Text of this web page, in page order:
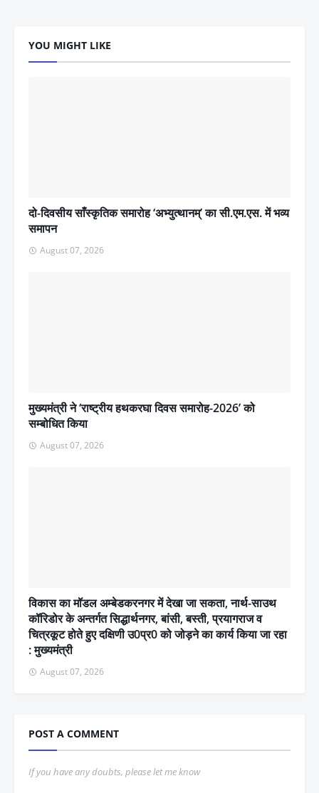
YOU MIGHT LIKE
दो-दिवसीय साँस्कृतिक समारोह ‘अभ्युत्थानम्’ का सी.एम.एस. में भव्य
समापन
August 07, 2026
मुख्यमंत्री ने ‘राष्ट्रीय हथकरघा दिवस समारोह-2026’ को
सम्बोधित किया
August 07, 2026
विकास का मॉडल अम्बेडकरनगर में देखा जा सकता, नार्थ-साउथ
कॉरिडोर के अन्तर्गत सिद्धार्थनगर, बांसी, बस्ती, प्रयागराज व
चित्रकूट होते हुए दक्षिणी उ0प्र0 को जोड़ने का कार्य किया जा रहा
: मुख्यमंत्री
August 07, 2026
POST A COMMENT
If you have any doubts, please let me know